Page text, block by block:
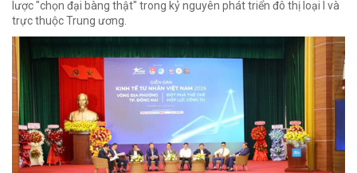
lược "chọn đại bàng thật" trong kỷ nguyên phát triển đô thị loại I và
trực thuộc Trung ương.